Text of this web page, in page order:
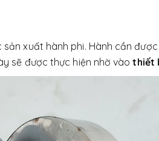
xuất hành phi. Hành cần
sẽ được thực hiện nhờ vàothiết